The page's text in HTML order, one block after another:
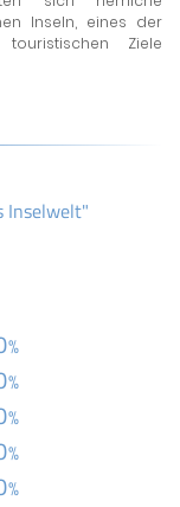
Inseln, eines der
Ziele
Inselwelt"
%
%
%
%
%